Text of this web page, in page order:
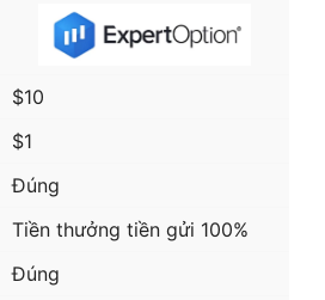
$10
$1
Đúng
Tiền thưởng tiền gửi 100%
Đúng